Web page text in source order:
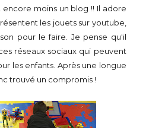
moins un blog !! Il adore
les jouets sur youtube,
pour le faire. Je pense qu'il
réseaux sociaux qui peuvent
les enfants. Après une longue
trouvé un compromis !